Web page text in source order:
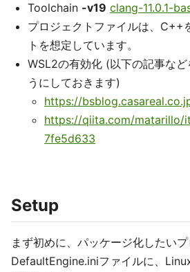
Toolchain -v19 clang-11.0.1-
プロジェクトファイルは、C++
トを想定しています。
WSL2の有効化 (以下の記事な
うにしておきます)
https://
https://qiita.com/matarillo/
7fe5d633
Setup
まず初めに、パッケージ化したい
DefaultEngine.iniファイルに、